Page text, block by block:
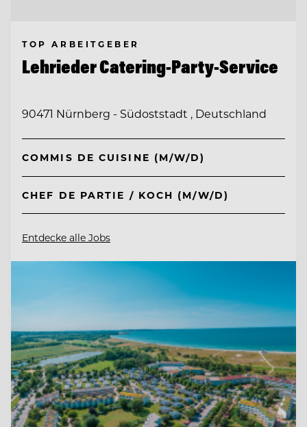
TOP ARBEITGEBER
Lehrieder Catering-Party-Service
90471 Nürnberg - Südoststadt , Deutschland
COMMIS DE CUISINE (M/W/D)
CHEF DE PARTIE / KOCH (M/W/D)
Entdecke alle Jobs